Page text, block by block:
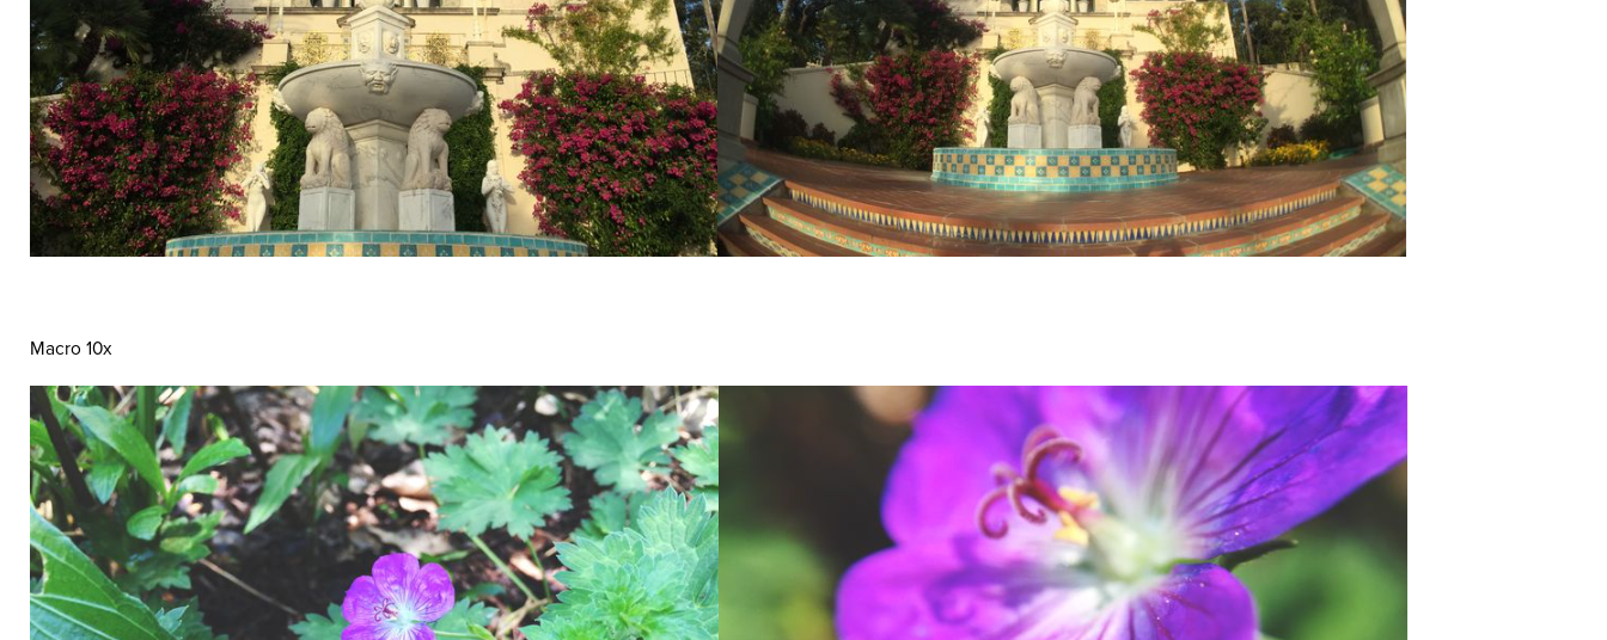
Macro 10x